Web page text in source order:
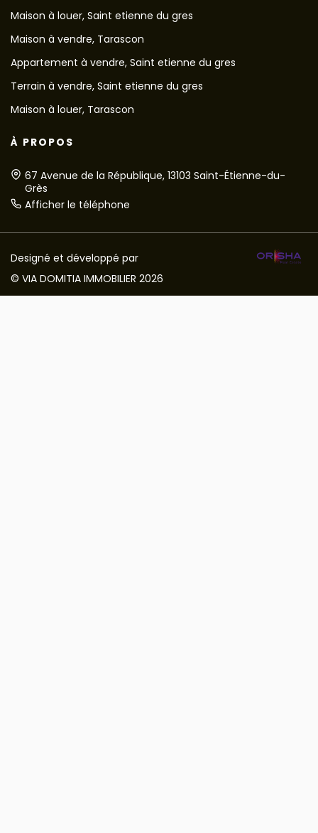
Maison à louer, Saint etienne du gres
Maison à vendre, Tarascon
Appartement à vendre, Saint etienne du gres
Terrain à vendre, Saint etienne du gres
Maison à louer, Tarascon
À PROPOS
67 Avenue de la République, 13103 Saint-Étienne-du-
Grès
Afficher le téléphone
Designé et développé par
© VIA DOMITIA IMMOBILIER 2026